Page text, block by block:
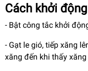
Cách khởi
- Bật công tắc khởi
- Gạt le gió, tiếp xăng
xăng đến khi thấy xăng